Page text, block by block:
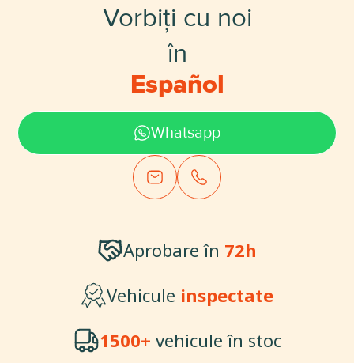
Vorbiți cu noi
în
English
Whatsapp
Aprobare în 72h
Vehicule inspectate
1500+ vehicule în stoc